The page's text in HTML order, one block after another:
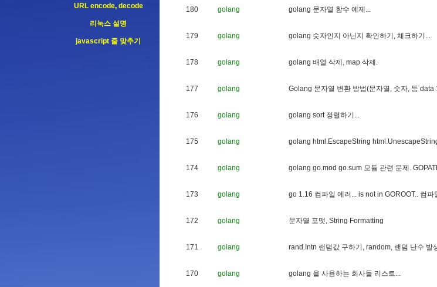
URL encode, decode
리눅스 설명
javascript 줄 맞추기
180 golang go ang 문자열 함수 예 제 ...
179 golang go ang 숫자인지 아닌지 확인하기 , 체 크하기 ...
178 golang go ang 배 열 삭제 , map 삭제 .
177 golang Go ang 문자열 변 환 방법(문자열 , 숫자, 등 data
176 golang go ang sort 정렬하기 ...
175 golang go ang htm .EscapeString htm .UnescapeStrin
174 golang go ang go.mod go.sum 모듈 관련 문제 . GOPAT
173 golang go 1.16 컴파일 에 러 ... is not in GOROOT.. 컴파
172 golang 문자열 포맷, String Formatting
171 golang rand . ntn 랜덤 값 구하기 , random, 랜덤 난수 발
170 golang go ang 을 사용하는 회 사들 리 스트...